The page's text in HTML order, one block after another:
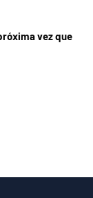
vez que